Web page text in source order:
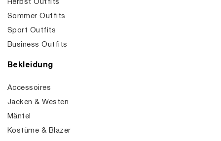
Herbst Outfits
Sommer Outfits
Sport Outfits
Business Outfits
Bekleidung
Accessoires
Jacken & Westen
Mäntel
Kostüme & Blazer